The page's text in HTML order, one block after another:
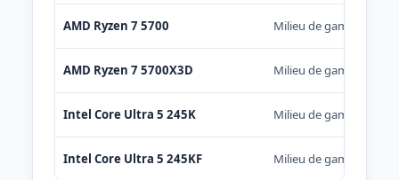
AMD Ryzen 7 5700 Milieu de gamme
AMD Ryzen 7 5700X3D Milieu de gamme
Intel Core Ultra 5 245K Milieu de gamme
Intel Core Ultra 5 245KF Milieu de gamme